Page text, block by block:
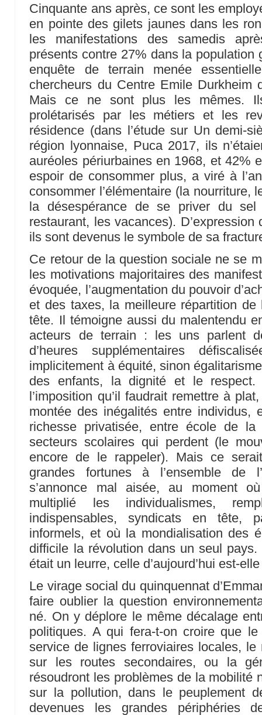
Cinquante ans après, ce sont les
en pointe des gilets jaunes dans les
les manifestations des samedis
présents contre 27% dans la population
enquête de terrain menée
chercheurs du Centre Emile Durkheim
Mais ce ne sont plus les mêmes.
prolétarisés par les métiers et les
résidence (dans l’étude sur Un demi-
région lyonnaise, Puca 2017, ils
auréoles périurbaines en 1968, et 42%
espoir de consommer plus, a viré à
consommer l’élémentaire (la nourriture,
la désespérance de se priver du
restaurant, les vacances).
ils sont devenus le symbole de sa
Ce retour de la question sociale ne se
les motivations majoritaires des
évoquée, l’augmentation du pouvoir
et des taxes, la meilleure répartition
tête. Il témoigne aussi du malentendu
acteurs de terrain : les uns parlent
d’heures supplémentaires
implicitement à équité, sinon
des enfants, la dignité et le respect.
l’imposition qu’il faudrait remettre à
montée des inégalités entre individus,
richesse privatisée, entre école de
secteurs scolaires qui perdent (le
encore de le rappeler). Mais ce serait
grandes fortunes à l’ensemble de
s’annonce mal aisée, au moment
multiplié les individualismes,
indispensables, syndicats en tête,
informels, et où la mondialisation des
difficile la révolution dans un seul pays.
était un leurre, celle d’aujourd’hui est-
Le virage social du quinquennat
faire oublier la question
né. On y déplore le même décalage
politiques. A qui fera-t-on croire que
service de lignes ferroviaires locales, le
sur les routes secondaires, ou la
résoudront les problèmes de la mobilité
sur la pollution, dans le peuplement
devenues les grandes périphéries